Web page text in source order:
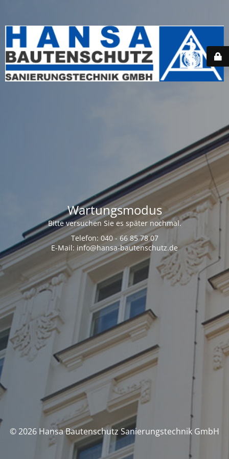
Wartungsmodus
Bitte versuchen Sie es später nochmal.
Telefon: 040 - 66 85 78 07
E-Mail: info@hansa-bautenschutz.de
© 2026 Hansa Bautenschutz Sanierungstechnik GmbH